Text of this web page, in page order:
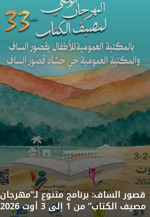
قصور الساف: برنامج متنوع لـ”مهرجان
مصيف الكتاب” من 1 إلى 3 أوت 2026